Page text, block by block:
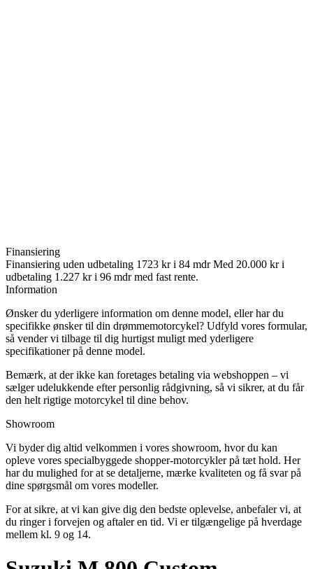
Finansiering
Finansiering uden udbetaling 1723 kr i 84 mdr​ Med 20.000 kr i
udbetaling 1.227 kr i 96 mdr med fast rente.
Information
Ønsker du yderligere information om denne model, eller har du
specifikke ønsker til din drømmemotorcykel? Udfyld vores formular,
så vender vi tilbage til dig hurtigst muligt med yderligere
specifikationer på denne model.
Bemærk, at der ikke kan foretages betaling via webshoppen – vi
sælger udelukkende efter personlig rådgivning, så vi sikrer, at du får
den helt rigtige motorcykel til dine behov.
Showroom
Vi byder dig altid velkommen i vores showroom, hvor du kan
opleve vores specialbyggede shopper-motorcykler på tæt hold. Her
har du mulighed for at se detaljerne, mærke kvaliteten og få svar på
dine spørgsmål om vores modeller.
For at sikre, at vi kan give dig den bedste oplevelse, anbefaler vi, at
du ringer i forvejen og aftaler en tid. Vi er tilgængelige på hverdage
mellem kl. 9 og 14.